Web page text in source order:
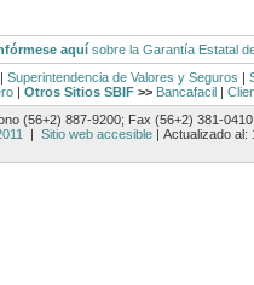
aquísobre la Garantía Estatal
| Superintendencia de Valores y Seguros |
| Otros Sitios SBIF >> Bancafacil |
(56+2) 887-9200; Fax (56+2) 381-0410
| Sitio web accesible | Actualizado al: